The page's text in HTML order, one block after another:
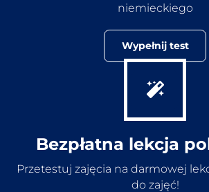
niemieckiego
Wypełnij test
Bezpłatna lekcja
Przetestuj zajęcia na darmowej
do zajęć!